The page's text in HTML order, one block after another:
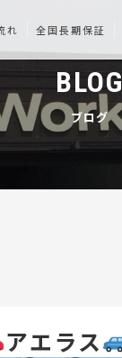
れ 全国長期保証
BLOG
ブログ
アエラス